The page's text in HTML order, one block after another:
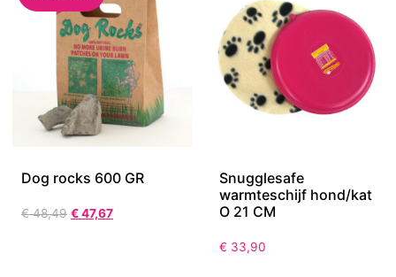
Dog rocks 600 GR
€48,49 €47,67
Snugglesafe
warmteschijf hond/kat
O 21 CM
€ 33,90